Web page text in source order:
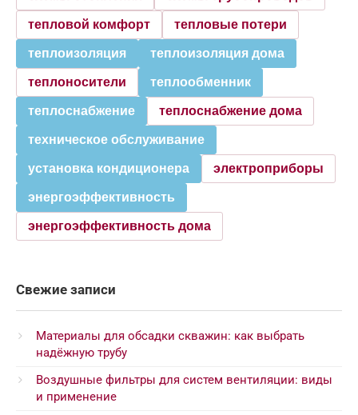
тепловой комфорт тепловые потери
теплоизоляция теплоизоляция дома
теплоносители теплообменник
теплоснабжение теплоснабжение дома
техническое обслуживание
установка кондиционера электроприборы
энергоэффективность
энергоэффективность дома
Свежие записи
Материалы для обсадки скважин: как выбрать
надёжную трубу
Воздушные фильтры для систем вентиляции: виды
и применение